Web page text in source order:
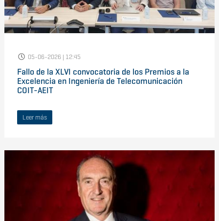
05-06-2026 | 12:45
Fallo de la XLVI convocatoria de los Premios a la
Excelencia en Ingeniería de Telecomunicación
COIT-AEIT
Leer más